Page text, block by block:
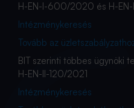
H-EN-I-600/2020 és H-
Intézménykeresés
Tovább az
BIT szerinti többes ügynöki
H-EN-II-120/2021
Intézménykeresés